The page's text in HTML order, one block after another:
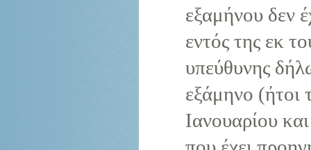
εξαμήνου δεν
εντός της εκ
υπεύθυνης
εξάμηνο (ήτοι
Ιανουαρίου